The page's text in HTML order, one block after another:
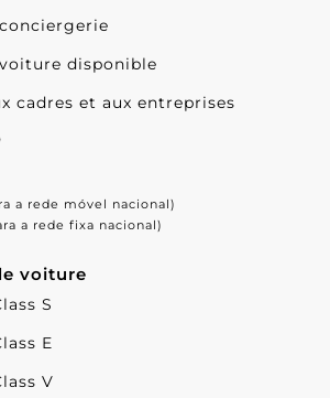
disponible
cadres et aux entreprises
a rede móvel nacional)
a rede fixa nacional)
voiture
S
E
V